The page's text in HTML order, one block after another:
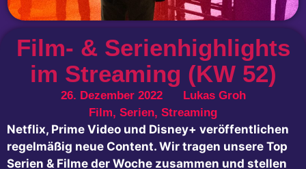
Film- & Serienhighlights
im Streaming (KW 52)
26. Dezember 2022
Lukas Groh
Film, Serien, Streaming
Netflix, Prime Video und Disney+ veröffentlichen
regelmäßig neue Content. Wir tragen unsere Top
Serien & Filme der Woche zusammen und stellen